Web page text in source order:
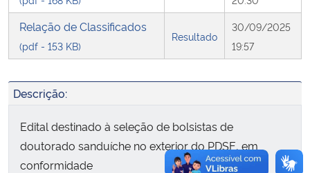
Secretaria-Geral
Gabinete de Segurança Institucional
Advocacia-Geral da União
Relação de Classificados
(pdf - 153 KB)
Resultado
30/09/2025
19:57
Descrição:
Edital destinado à seleção de bolsistas de
doutorado sanduíche no exterior do PDSE, em
conformidade